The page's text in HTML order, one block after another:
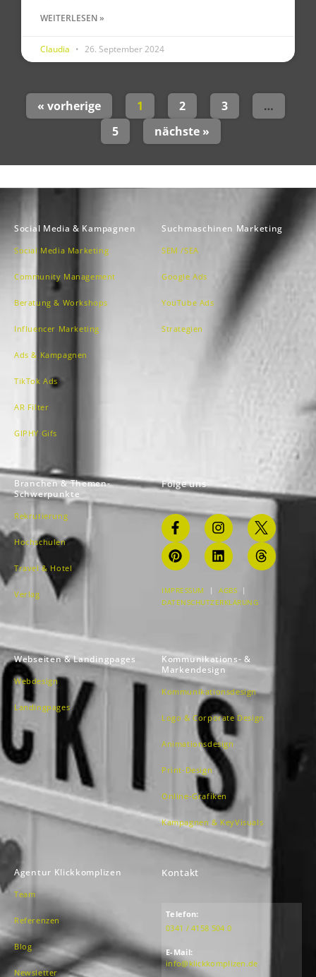
WEITERLESEN »
Claudia 26. September 2024
« vorherige 1 2 3
…
5
nächste »
Social Media & Kampagnen
Social Media Marketing
Community Management
Beratung & Workshops
Influencer Marketing
Ads & Kampagnen
TikTok Ads
AR Filter
GIPHY Gifs
Suchmaschinen Marketing
SEM /SEA
Google Ads
YouTube Ads
Strategien
Branchen & Themen-
Schwerpunkte
Rekrutierung
Hochschulen
Travel & Hotel
Verlag
Folge uns
IMPRESSUM | AGBS |
DATENSCHUTZERKLÄRUNG
Webseiten & Landingpages
Webdesign
Landingpages
Kommunikations- &
Markendesign
Kommunikationsdesign
Logo & Corporate Design
Animationsdesign
Print-Design
Online-Grafiken
Kampagnen & KeyVisuals
Agentur Klickkomplizen
Team
Referenzen
Blog
Newsletter
Kontakt
Telefon:
0341 / 4158 504 0
E-Mail:
info@klickkomplizen.de